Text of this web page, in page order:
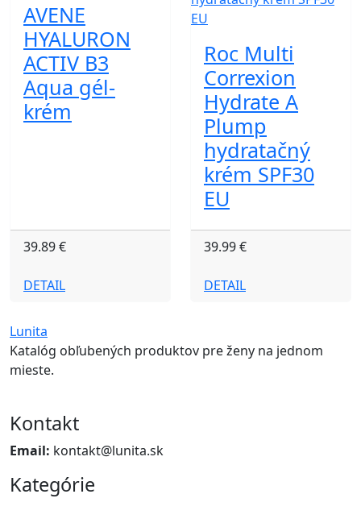
AVENE
HYALURON
ACTIV B3
Aqua gél-
krém
39.89 €
DETAIL
Roc Multi
Correxion
Hydrate A
Plump
hydratačný
krém SPF30
EU
39.99 €
DETAIL
Lunita
Katalóg obľubených produktov pre ženy na jednom
mieste.
Kontakt
Email: kontakt@lunita.sk
Kategórie